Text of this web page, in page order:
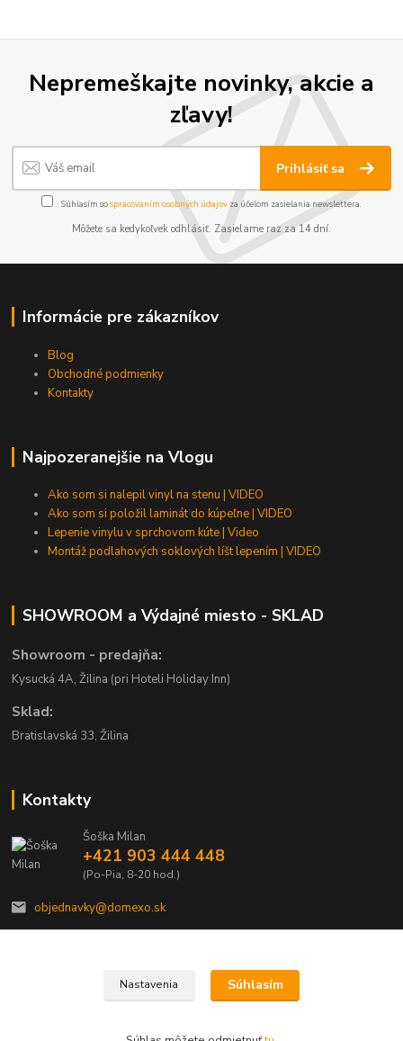
Nepremeškajte novinky, akcie a
zľavy!
Prihlásiť sa
Súhlasím sospracovaním osobných údajov za účelom zasielania newslettera.
Môžete sa kedykoľvek odhlásiť. Zasielame raz za 14 dní.
Informácie pre zákazníkov
Blog
Obchodné podmienky
Kontakty
Najpozeranejšie na Vlogu
Ako som si nalepil vinyl na stenu | VIDEO
Ako som si položil laminát do kúpeľne | VIDEO
Lepenie vinylu v sprchovom kúte | Video
Montáž podlahových soklových líšt lepením | VIDEO
SHOWROOM a Výdajné miesto - SKLAD
Showroom - predajňa:
Kysucká 4A, Žilina (pri Hoteli Holiday Inn)
Sklad:
Bratislavská 33, Žilina
Kontakty
Šoška Milan
+421 903 444 448
(Po-Pia, 8-20 hod.)
objednavky@domexo.sk
Domexo.sk
Nastavenia Súhlasím